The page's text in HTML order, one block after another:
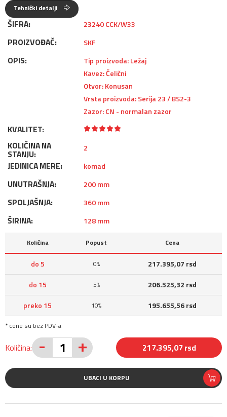
Tehnički detalji
ŠIFRA: 23240 CCK/W33
PROIZVOĐAČ: SKF
OPIS:
Tip proizvoda: Ležaj
Kavez: Čelični
Otvor: Konusan
Vrsta proizvoda: Serija 23 / BS2-3
Zazor: CN - normalan zazor
KVALITET:
KOLIČINA NA
STANJU:
2
JEDINICA MERE: komad
UNUTRAŠNJA: 200 mm
SPOLJAŠNJA: 360 mm
ŠIRINA: 128 mm
Količina Popust Cena
do 5 0%
217.395,07 rsd
do 15
5%
206.525,32 rsd
preko 15
10% 195.655,56 rsd
* cene su bez PDV-a
Količina: - + 217.395,07 rsd
UBACI U KORPU